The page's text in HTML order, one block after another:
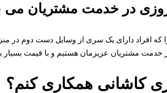
روزی در خدمت مشتریان می
که افراد دارای یک سری از وسایل دست دوم در
خدمت مشتریان عزیزمان هستیم و با قیمت بسیار
کاشانی همکاری کنم؟